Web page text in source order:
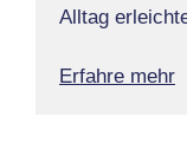
Alltag
Erfahre mehr